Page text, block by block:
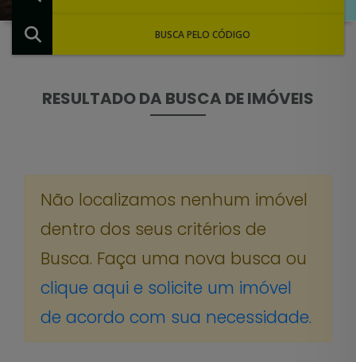
BUSCA PELO CÓDIGO
RESULTADO DA BUSCA DE IMÓVEIS
Não localizamos nenhum imóvel
dentro dos seus critérios de
Busca. Faça uma nova busca ou
clique aqui e solicite um imóvel
de acordo com sua necessidade.